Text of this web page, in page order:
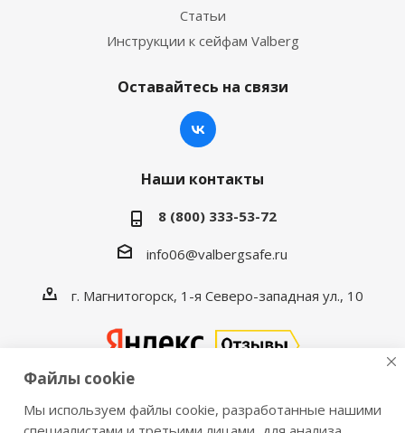
Статьи
Инструкции к сейфам Valberg
Оставайтесь на связи
Наши контакты
8 (800) 333-53-72
info06@valbergsafe.ru
г. Магнитогорск, 1-я Северо-западная ул., 10
Файлы cookie
Мы используем файлы cookie, разработанные нашими